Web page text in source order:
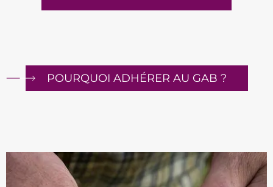
POURQUOI ADHÉRER AU GAB ?